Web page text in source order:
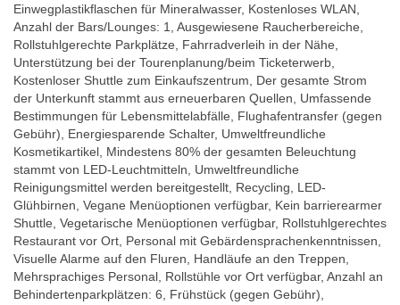
Einwegplastikflaschen für Mineralwasser, Kostenloses WLAN,
Anzahl der Bars/Lounges: 1, Ausgewiesene Raucherbereiche,
Rollstuhlgerechte Parkplätze, Fahrradverleih in der Nähe,
Unterstützung bei der Tourenplanung/beim Ticketerwerb,
Kostenloser Shuttle zum Einkaufszentrum, Der gesamte Strom
der Unterkunft stammt aus erneuerbaren Quellen, Umfassende
Bestimmungen für Lebensmittelabfälle, Flughafentransfer (gegen
Gebühr), Energiesparende Schalter, Umweltfreundliche
Kosmetikartikel, Mindestens 80% der gesamten Beleuchtung
stammt von LED-Leuchtmitteln, Umweltfreundliche
Reinigungsmittel werden bereitgestellt, Recycling, LED-
Glühbirnen, Vegane Menüoptionen verfügbar, Kein barrierearmer
Shuttle, Vegetarische Menüoptionen verfügbar, Rollstuhlgerechtes
Restaurant vor Ort, Personal mit Gebärdensprachenkenntnissen,
Visuelle Alarme auf den Fluren, Handläufe an den Treppen,
Mehrsprachiges Personal, Rollstühle vor Ort verfügbar, Anzahl an
Behindertenparkplätzen: 6, Frühstück (gegen Gebühr),